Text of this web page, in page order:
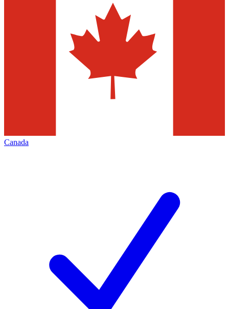
Canada